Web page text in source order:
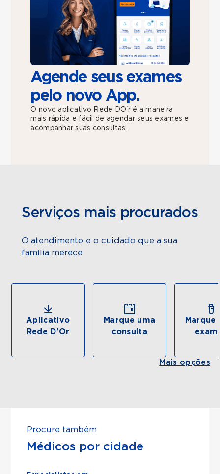
Agende seus exames
pelo novo App.
O novo aplicativo Rede DO'r é a maneira
mais rápida e fácil de agendar seus exames e
acompanhar suas consultas.
Serviços mais procurados
O atendimento e o cuidado que a sua
família merece
Aplicativo
Rede D'Or
Marque uma
consulta
Marque
Mais opções
Procure também
Médicos por cidade